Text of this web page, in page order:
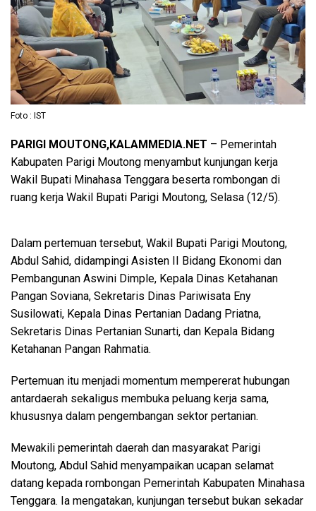
Foto : IST
PARIGI MOUTONG,KALAMMEDIA.NET – Pemerintah
Kabupaten Parigi Moutong menyambut kunjungan kerja
Wakil Bupati Minahasa Tenggara beserta rombongan di
ruang kerja Wakil Bupati Parigi Moutong, Selasa (12/5).
Dalam pertemuan tersebut, Wakil Bupati Parigi Moutong,
Abdul Sahid, didampingi Asisten II Bidang Ekonomi dan
Pembangunan Aswini Dimple, Kepala Dinas Ketahanan
Pangan Soviana, Sekretaris Dinas Pariwisata Eny
Susilowati, Kepala Dinas Pertanian Dadang Priatna,
Sekretaris Dinas Pertanian Sunarti, dan Kepala Bidang
Ketahanan Pangan Rahmatia.
Pertemuan itu menjadi momentum mempererat hubungan
antardaerah sekaligus membuka peluang kerja sama,
khususnya dalam pengembangan sektor pertanian.
Mewakili pemerintah daerah dan masyarakat Parigi
Moutong, Abdul Sahid menyampaikan ucapan selamat
datang kepada rombongan Pemerintah Kabupaten Minahasa
Tenggara. Ia mengatakan, kunjungan tersebut bukan sekadar